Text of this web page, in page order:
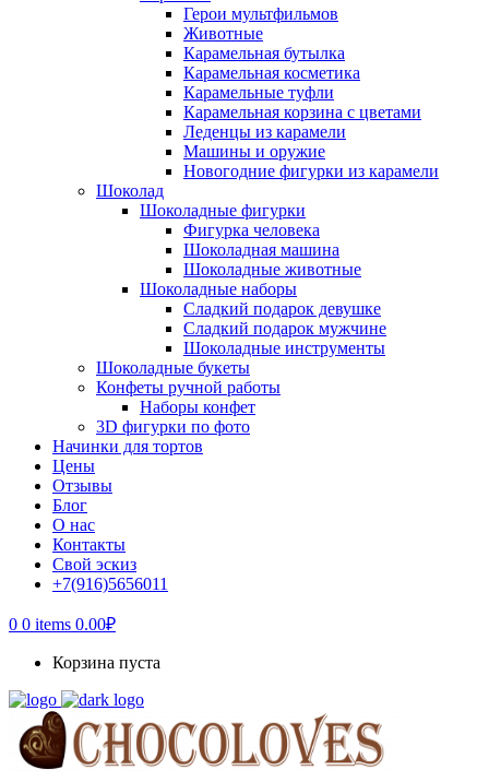
Герои мультфильмов
Животные
Карамельная бутылка
Карамельная косметика
Карамельные туфли
Карамельная корзина с цветами
Леденцы из карамели
Машины и оружие
Новогодние фигурки из карамели
Шоколад
Шоколадные фигурки
Фигурка человека
Шоколадная машина
Шоколадные животные
Шоколадные наборы
Сладкий подарок девушке
Сладкий подарок мужчине
Шоколадные инструменты
Шоколадные букеты
Конфеты ручной работы
Наборы конфет
3D фигурки по фото
Начинки для тортов
Цены
Отзывы
Блог
О нас
Контакты
Свой эскиз
+7(916)5656011
0 0 items 0.00₽
Корзина пуста